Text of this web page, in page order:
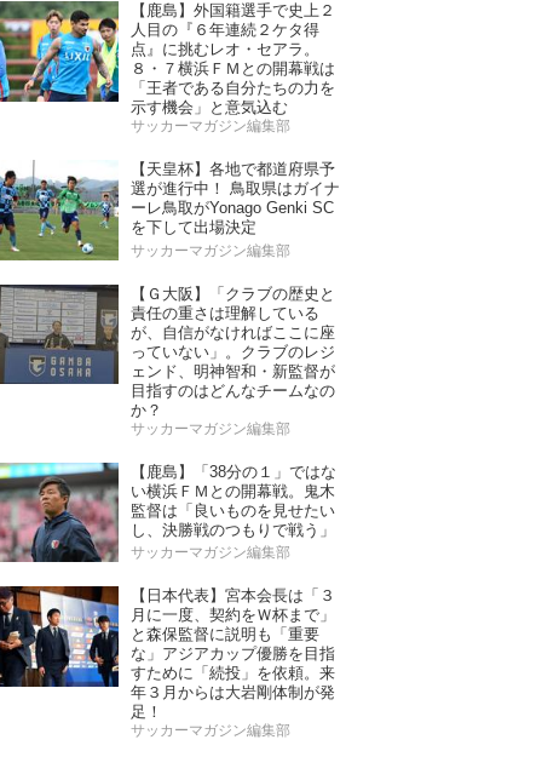
【鹿島】外国籍選手で史上２
人目の『６年連続２ケタ得
点』に挑むレオ・セアラ。
８・７横浜ＦＭとの開幕戦は
「王者である自分たちの力を
示す機会」と意気込む
サッカーマガジン編集部
【天皇杯】各地で都道府県予
選が進行中！ 鳥取県はガイナ
ーレ鳥取がYonago Genki SC
を下して出場決定
サッカーマガジン編集部
【Ｇ大阪】「クラブの歴史と
責任の重さは理解している
が、自信がなければここに座
っていない」。クラブのレジ
ェンド、明神智和・新監督が
目指すのはどんなチームなの
か？
サッカーマガジン編集部
【鹿島】「38分の１」ではな
い横浜ＦＭとの開幕戦。鬼木
監督は「良いものを見せたい
し、決勝戦のつもりで戦う」
サッカーマガジン編集部
【日本代表】宮本会長は「３
月に一度、契約をＷ杯まで」
と森保監督に説明も「重要
な」アジアカップ優勝を目指
すために「続投」を依頼。来
年３月からは大岩剛体制が発
足！
サッカーマガジン編集部